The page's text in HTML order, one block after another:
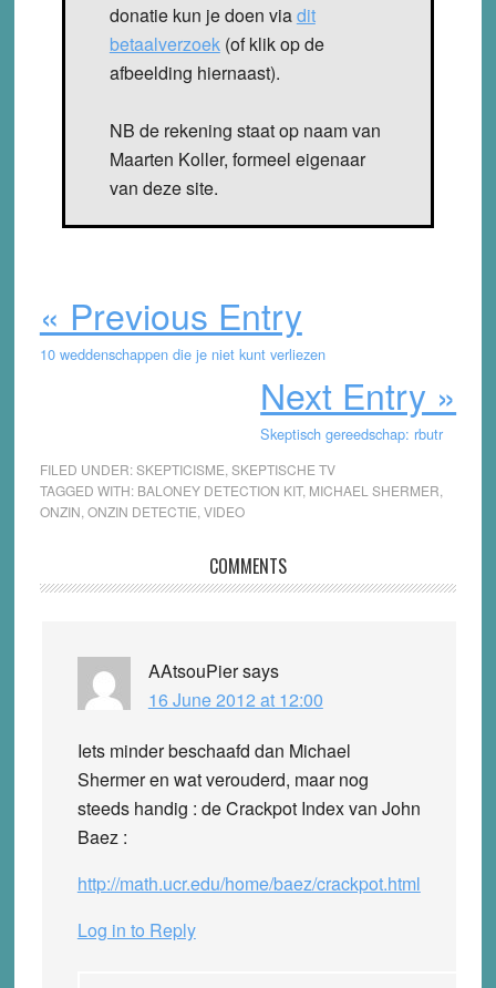
donatie kun je doen viadit
betaalverzoek(of klik op de
afbeelding hiernaast).
NB de rekening staat op naam van
Maarten Koller, formeel eigenaar
van deze site.
« Previous Entry
10 weddenschappen die je niet kunt verliezen
Next Entry »
Skeptisch gereedschap: rbutr
FILED UNDER:SKEPTICISME SKEPTISCHE TV
TAGGED WITH: BALONEY DETECTION KIT, MICHAEL SHERMER
ONZIN ONZIN DETECTIE VIDEO
Interactions
COMMENTS
AAtsouPiersays
16 June 2012 at 12:00
Iets minder beschaafd dan Michael
Shermer en wat verouderd, maar nog
steeds handig : de Crackpot Index van John
Baez :
http://math.ucr.edu/home/baez/crackpot.html
Log in to Reply